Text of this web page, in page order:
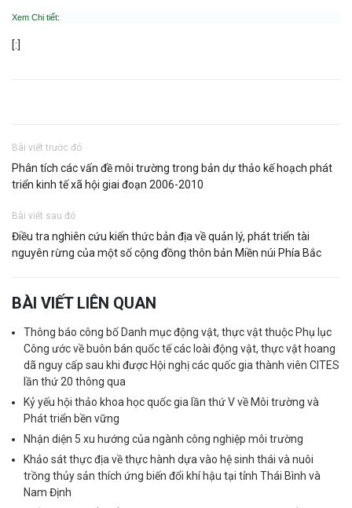
Xem Chi tiết:
[:]
Bài viết trước đó
Phân tích các vấn đề môi trường trong bản dự thảo kế hoạch phát
triển kinh tế xã hội giai đoạn 2006-2010
Bài viết sau đó
Điều tra nghiên cứu kiến thức bản địa về quản lý, phát triển tài
nguyên rừng của một số cộng đồng thôn bản Miền núi Phía Bắc
BÀI VIẾT LIÊN QUAN
Thông báo công bố Danh mục động vật, thực vật thuộc Phụ lục
Công ước về buôn bán quốc tế các loài động vật, thực vật hoang
dã nguy cấp sau khi được Hội nghị các quốc gia thành viên CITES
lần thứ 20 thông qua
Kỷ yếu hội thảo khoa học quốc gia lần thứ V về Môi trường và
Phát triển bền vững
Nhận diện 5 xu hướng của ngành công nghiệp môi trường
Khảo sát thực địa về thực hành dựa vào hệ sinh thái và nuôi
trồng thủy sản thích ứng biến đổi khí hậu tại tỉnh Thái Bình và
Nam Định